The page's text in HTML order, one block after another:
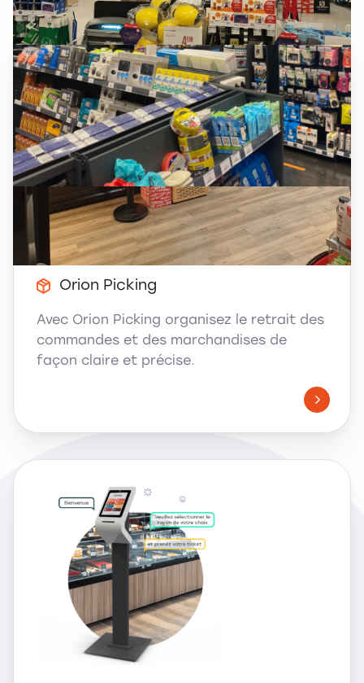
Solution Click and Collect
Orion Picking
Avec Orion Picking organisez le retrait des
commandes et des marchandises de
façon claire et précise.